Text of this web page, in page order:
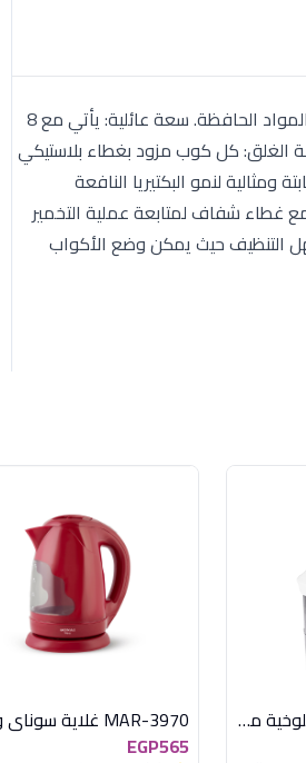
يعتبر جهاز زهران الخيار الأول للعائلات التي تبحث عن بديل صحي واقتصادي للزبادي الجاهز، خالٍ من المواد الحافظة. سعة عائلية: يأتي مع 8
مثالية لوجبة فردية (حوالي 125 مل). أكواب محكمة الغلق: كل كوب مزود بغطاء بلاستيكي
لنمو البكتيريا النافعة
غطاء شفاف لمتابعة عملية التخمير
التنظيف حيث يمكن وضع الأكواب
قطاعة بصل وثوم + ملوخية مولينكس 500 وات
EGP565